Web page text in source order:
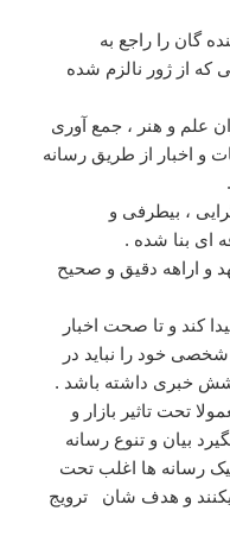
گان را راجع به
که از ژور نالزم شده
علم و هنر ، جمع آوری
و اخبار از طریق رسانه
، بیطرفی و
ای بنا شده .
و اراهه دقیق و صحیح
کند و تا صحت اخبار
خود را نباید در
خبری داشته باشد .
تحت تاثیر بازار و
بیان و تنوع رسانه
رسانه ها اغلب تحت
و هدف شان ترویج